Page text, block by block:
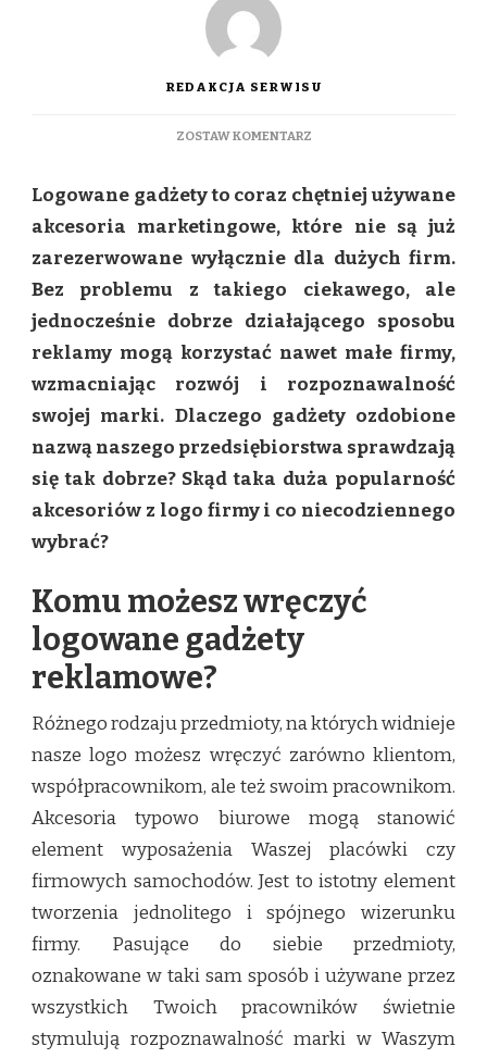
REDAKCJA SERWISU
ZOSTAW KOMENTARZDO
POMYSŁOWY
SPOSÓB
REKLAMOWAĆ
SWOJĄ
FIRMĘ?
Logowane gadżety to coraz chętniej używane
akcesoria marketingowe, które nie są już
zarezerwowane wyłącznie dla dużych firm.
Bez problemu z takiego ciekawego, ale
jednocześnie dobrze działającego sposobu
reklamy mogą korzystać nawet małe firmy,
wzmacniając rozwój i rozpoznawalność
swojej marki. Dlaczego gadżety ozdobione
nazwą naszego przedsiębiorstwa sprawdzają
się tak dobrze? Skąd taka duża popularność
akcesoriów z logo firmy i co niecodziennego
wybrać?
Komu możesz wręczyć
logowane gadżety
reklamowe?
Różnego rodzaju przedmioty, na których widnieje
nasze logo możesz wręczyć zarówno klientom,
współpracownikom, ale też swoim pracownikom.
Akcesoria typowo biurowe mogą stanowić
element wyposażenia Waszej placówki czy
firmowych samochodów. Jest to istotny element
tworzenia jednolitego i spójnego wizerunku
firmy. Pasujące do siebie przedmioty,
oznakowane w taki sam sposób i używane przez
wszystkich Twoich pracowników świetnie
stymulują rozpoznawalność marki w Waszym